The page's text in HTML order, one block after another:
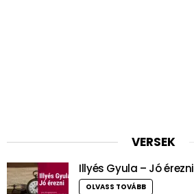
VERSEK
Illyés Gyula – Jó érezni
OLVASS TOVÁBB